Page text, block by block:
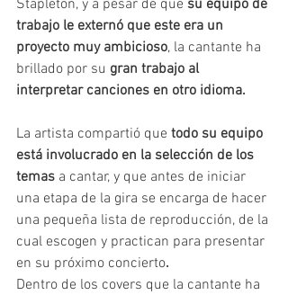
Stapleton, y a pesar de que su equipo de
trabajo le externó que este era un
proyecto muy ambicioso, la cantante ha
brillado por su gran trabajo al
interpretar canciones en otro idioma.
La artista compartió que todo su equipo
está involucrado en la selección de los
temas a cantar, y que antes de iniciar
una etapa de la gira se encarga de hacer
una pequeña lista de reproducción, de la
cual escogen y practican para presentar
en su próximo concierto.
Dentro de los covers que la cantante ha